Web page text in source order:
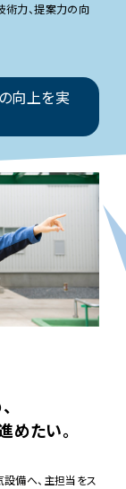
術力、提案力の向
向上を実
めたい。
備へ、主担当をス